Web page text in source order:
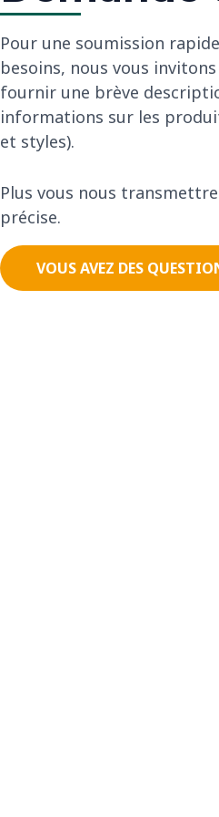
Pour une soumission
besoins, nous vous
fournir une brève
informations sur les
et styles).
Plus vous nous
précise.
VOUS AVEZ DES